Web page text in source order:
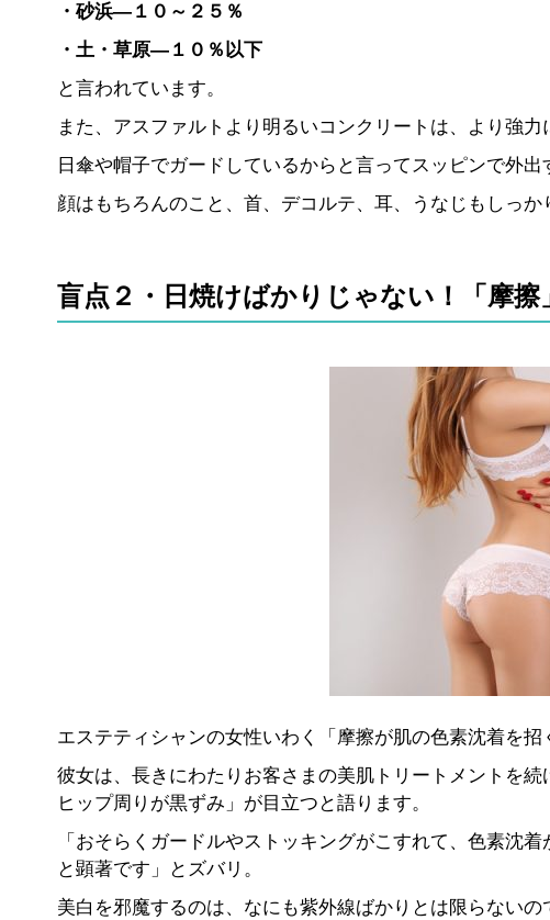
・砂浜―１０～２５％
・土・草原―１０％以下
と言われています。
また、アスファルトより明るいコンクリートは、より強力
日傘や帽子でガードしているからと言ってスッピンで外出
顔はもちろんのこと、首、デコルテ、耳、うなじもしっか
盲点２・日焼けばかりじゃない！「摩擦
エステティシャンの女性いわく「摩擦が肌の色素沈着を招
彼女は、長きにわたりお客さまの美肌トリートメントを
ヒップ周りが黒ずみ」が目立つと語ります。
「おそらくガードルやストッキングがこすれて、色素沈
と顕著です」とズバリ。
美白を邪魔するのは、なにも紫外線ばかりとは限らないの